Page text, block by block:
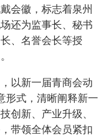
会徽，标志着泉州
还为监事长、秘书
、名誉会长等授
以新一届青商会动
式，清晰阐释新一
创新、产业升级、
带领全体会员紧扣